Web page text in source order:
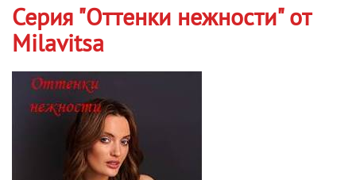
Серия "Оттенки нежности" от
Milavitsa